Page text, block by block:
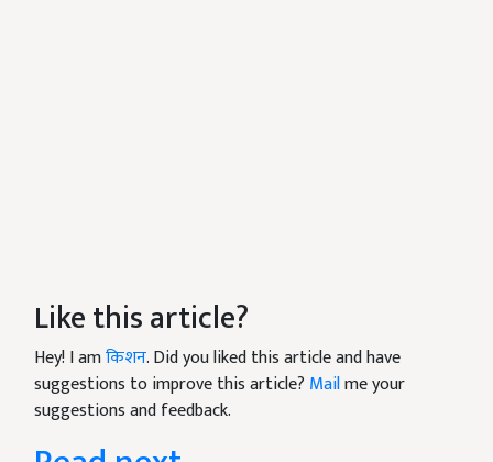
Like this article?
Hey! I amकिशन. Did you liked this article and have
suggestions to improve this article? Mailme your
suggestions and feedback.